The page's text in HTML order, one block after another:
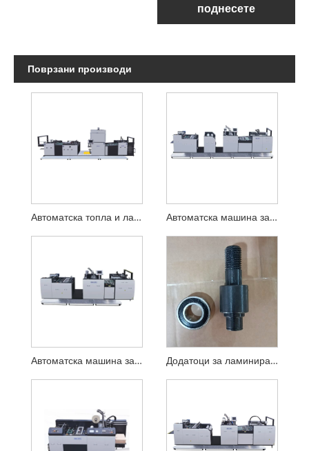
поднесете
Поврзани производи
Автоматска топла и ладна машина за ламинирање Автоматска машина за ламинирање со втиснување
Автоматска машина за ламинирање на едно лице Додатоци за ламинирање на машината со 6004 за YFMD-850